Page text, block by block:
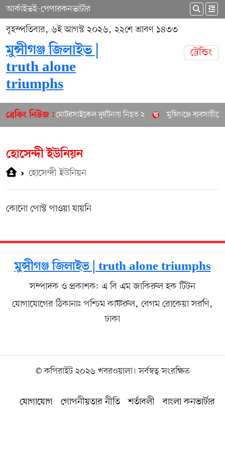
আর্কাইভই-পেপারকনভার্টার
বৃহস্পতিবার, ৬ই আগস্ট ২০২৬, ২২শে শ্রাবণ ১৪৩৩
মুন্সীগঞ্জ জিলাইভ |
truth alone
triumphs
ট্রেন্ডিং
ব্রেকিং নিউজ :
মুন্সিগঞ্জে মোটরসাইকেল দুর্ঘটনায় নিহত ২ মুন্সিগঞ্জে
হোসেন্দী ইউনিয়ন
হোসেন্দী ইউনিয়ন
কোনো পোস্ট পাওয়া যায়নি
মুন্সীগঞ্জ জিলাইভ | truth alone triumphs
সম্পাদক ও প্রকাশক: এ বি এম জাকিরুল হক টিটন
যোগাযোগের ঠিকানাঃ পশ্চিম কাফরুল, বেগম রোকেয়া সরণি,
ঢাকা
© কপিরাইট ২০২৬ খবরওয়ালা। সর্বস্বত্ব সংরক্ষিত
যোগাযোগ গোপনীয়তার নীতি শর্তাবলী বাংলা কনভার্টার